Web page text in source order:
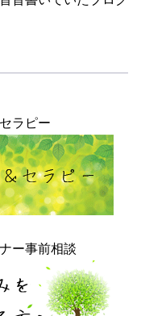
ラピー
ー事前相談